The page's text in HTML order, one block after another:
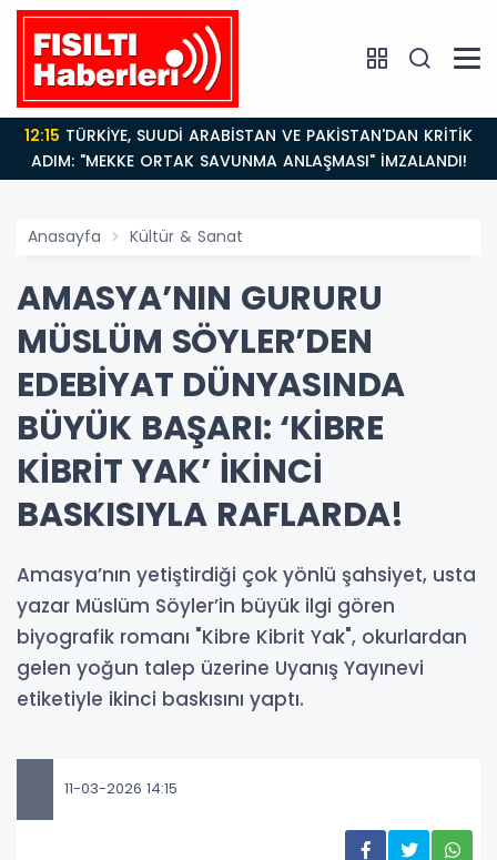
12:15
ADIM: "MEKKE ORTAK SAVUNMA ANLAŞMASI" İMZALANDI!
Anasayfa Kültür & Sanat
AMASYA’NIN GURURU
MÜSLÜM SÖYLER’DEN
EDEBİYAT DÜNYASINDA
BÜYÜK BAŞARI: ‘KİBRE
KİBRİT YAK’ İKİNCİ
BASKISIYLA RAFLARDA!
Amasya’nın yetiştirdiği çok yönlü şahsiyet, usta
yazar Müslüm Söyler’in büyük ilgi gören
biyografik romanı "Kibre Kibrit Yak", okurlardan
gelen yoğun talep üzerine Uyanış Yayınevi
etiketiyle ikinci baskısını yaptı.
11-03-2026 14:15